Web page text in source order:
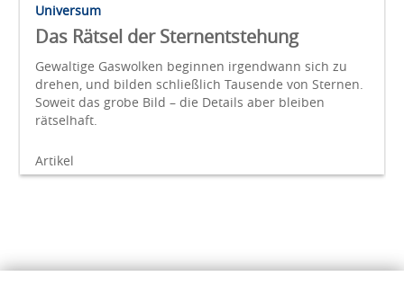
Universum
Das Rätsel der Sternentstehung
Gewaltige Gaswolken beginnen irgendwann sich zu
drehen, und bilden schließlich Tausende von Sternen.
Soweit das grobe Bild – die Details aber bleiben
rätselhaft.
Artikel